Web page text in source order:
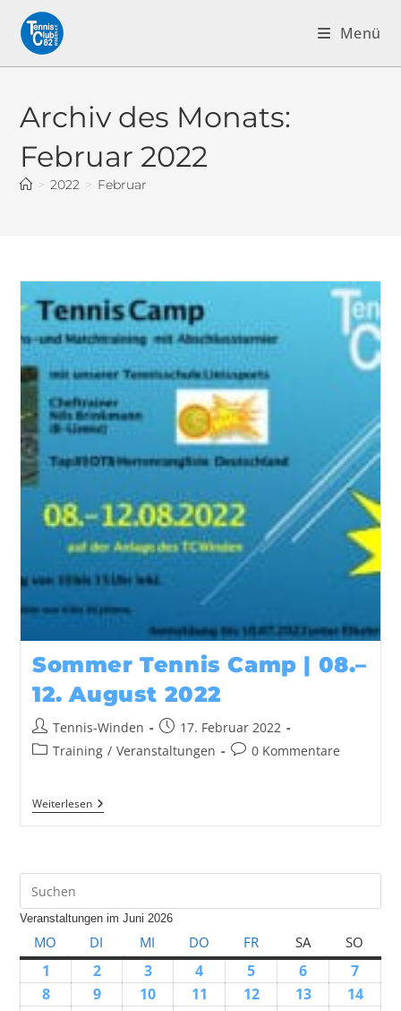
Menü
Archiv des Monats:
Februar 2022
> 2022 > Februar
Sommer Tennis Camp | 08.–
12. August 2022
Tennis-Winden
17. Februar 2022
Training / Veranstaltungen 0 Kommentare
Weiterlesen
Veranstaltungen im Juni 2026
MO DI MI DO FR SA SO
1 2 3 4 5 6
7
8
9 10 11 12 13
14